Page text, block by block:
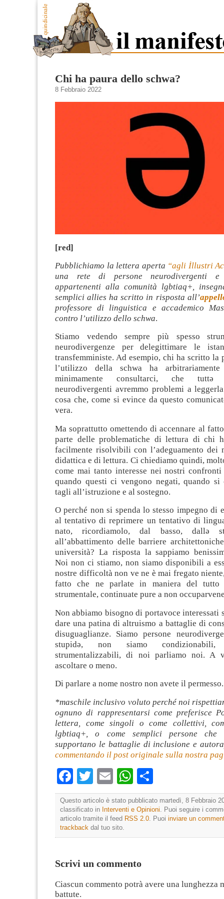
Chi ha paura dello schwa?
8 Febbraio 2022
[red]
Pubblichiamo la lettera aperta “agli İllustri
una rete di persone neurodivergenti e
appartenenti alla comunità lgbtiaq+,
semplici allies ha scritto in risposta all’
professore di linguistica e accademico
contro l’utilizzo dello schwa.
Stiamo vedendo sempre più spesso
neurodivergenze per delegittimare le
transfemministe. Ad esempio, chi ha scritto la
l’utilizzo della schwa ha arbitrariamente
minimamente consultarci, che tuttə
neurodivergenti avremmo problemi a
cosa che, come si evince da questo
vera.
Ma soprattutto omettendo di accennare al
parte delle problematiche di lettura di chi
facilmente risolvibili con l’adeguamento dei
didattica e di lettura. Ci chiediamo quindi,
come mai tanto interesse nei nostri
quando questi ci vengono negati, quando si
tagli all’istruzione e al sostegno.
O perché non si spenda lo stesso impegno di
al tentativo di reprimere un tentativo di
nato, ricordiamolo, dal basso, dallə
all’abbattimento delle barriere
università? La risposta la sappiamo
Noi non ci stiamo, non siamo disponibili a
nostre difficoltà non ve ne è mai fregato
fatto che ne parlate in maniera del tutto
strumentale, continuate pure a non
Non abbiamo bisogno di portavoce interessati
dare una patina di altruismo a battaglie di
disuguaglianze. Siamo persone
stupidə, non siamo
strumentalizzabili, di noi parliamo noi. A
ascoltare o meno.
Di parlare a nome nostro non avete il permesso.
*maschile inclusivo voluto perché noi
ognuno di rappresentarsi come preferisce
lettera, come singoli o come collettivi,
lgbtiaq+, o come semplici persone che
supportano le battaglie di inclusione e
commentando il post originale sulla nostra
Facebook
TwitterEmailWhatsApp
Questo articolo è stato pubblicato martedì, 8 Febbraio
classificato in Interventi e Opinioni . Puoi seguire i
articolo tramite il feed RSS 2.0 . Puoi inviare un
trackback dal tuo sito.
Scrivi un commento
Ciascun commento potrà avere una lunghezza
battute.